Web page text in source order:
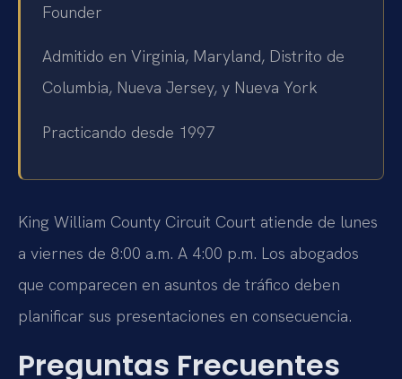
Founder
Admitido en Virginia, Maryland, Distrito de
Columbia, Nueva Jersey, y Nueva York
Practicando desde 1997
King William County Circuit Court atiende de lunes
a viernes de 8:00 a.m. A 4:00 p.m. Los abogados
que comparecen en asuntos de tráfico deben
planificar sus presentaciones en consecuencia.
Preguntas Frecuentes